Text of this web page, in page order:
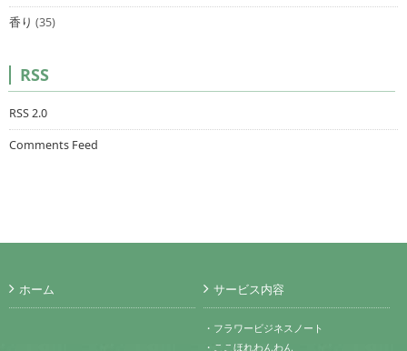
香り (35)
RSS
RSS 2.0
Comments Feed
ホーム サービス内容
・フラワービジネスノート
・ここほれわんわん